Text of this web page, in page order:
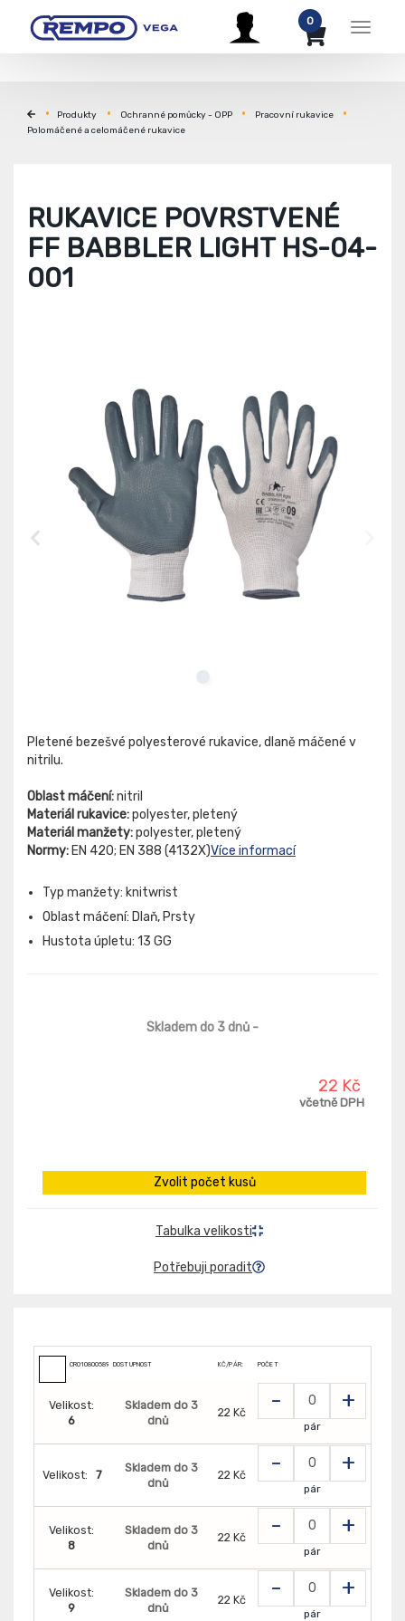
Menu
0
Produkty Ochranné pomůcky - OPP
Pracovní rukavice
Polomáčené a celomáčené rukavice
RUKAVICE POVRSTVENÉ
FF BABBLER LIGHT HS-04-
001
Pletené bezešvé polyesterové rukavice, dlaně máčené v
nitrilu.
Oblast máčení:nitril
Materiál rukavice:polyester, pletený
Materiál manžety:polyester, pletený
Normy: EN 420; EN 388 (4132X)Více informací
Typ manžety: knitwrist
Oblast máčení: Dlaň, Prsty
Hustota úpletu: 13 GG
Skladem do 3 dnů -
22 Kč
včetně DPH
Zvolit počet kusů
Tabulka velikosti
Potřebuji poradit
CR0108005899DOSTUPNOST KČ/PÁR: POČET
Velikost:
6
Skladem do 3
dnů
22 Kč - +
pár
Velikost: 7
Skladem do 3
dnů
22 Kč - +
pár
Velikost:
8
Skladem do 3
dnů
22 Kč - +
pár
Velikost:
9
Skladem do 3
dnů
22 Kč - +
pár